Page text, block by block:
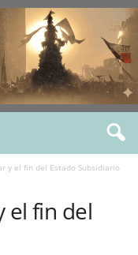
y el fin del Estado Subsidiario
el fin del